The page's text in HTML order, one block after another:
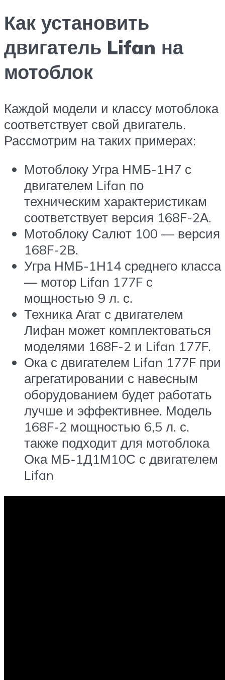
Как установить
двигатель Lifan на
мотоблок
Каждой модели и классу мотоблока
соответствует свой двигатель.
Рассмотрим на таких примерах:
Мотоблоку Угра НМБ-1Н7 с
двигателем Lifan по
техническим характеристикам
соответствует версия 168F-2А.
Мотоблоку Салют 100 — версия
168F-2В.
Угра НМБ-1Н14 среднего класса
— мотор Lifan 177F с
мощностью 9 л. с.
Техника Агат с двигателем
Лифан может комплектоваться
моделями 168F-2 и Lifan 177F.
Ока с двигателем Lifan 177F при
агрегатировании с навесным
оборудованием будет работать
лучше и эффективнее. Модель
168F-2 мощностью 6,5 л. с.
также подходит для мотоблока
Ока МБ-1Д1М10С с двигателем
Lifan